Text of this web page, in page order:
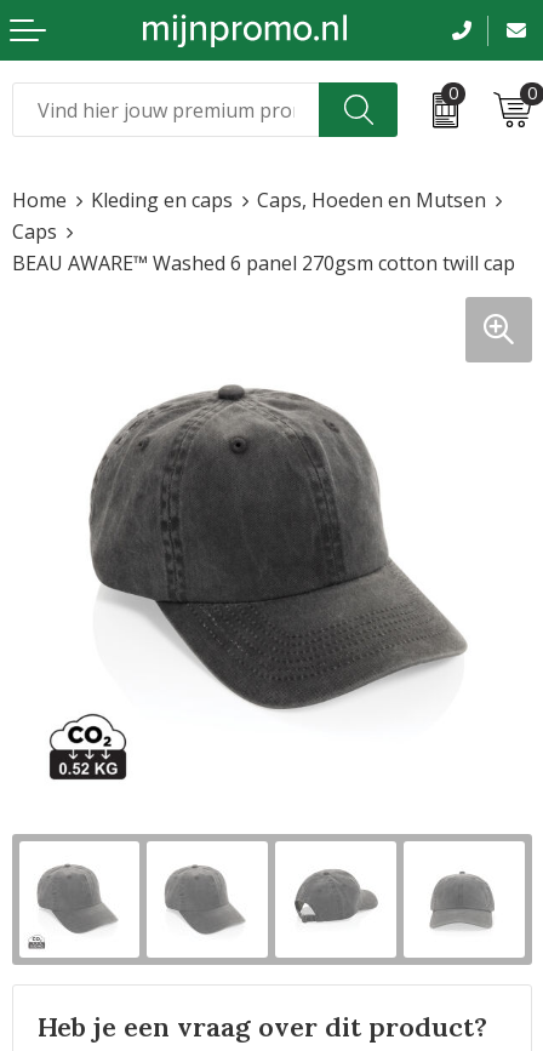
0 0
Kleding & caps
Sportkleding
Tassen en reizen
Beurs en evenementen
Bloemen en planten
Horeca
Sinterklaas
Voetbal, EK en WK
Home Kleding en caps
Caps, Hoeden en Mutsen
Caps
BEAU AWARE™ Washed 6 panel 270gsm cotton twill cap
Heb je een vraag over dit product?